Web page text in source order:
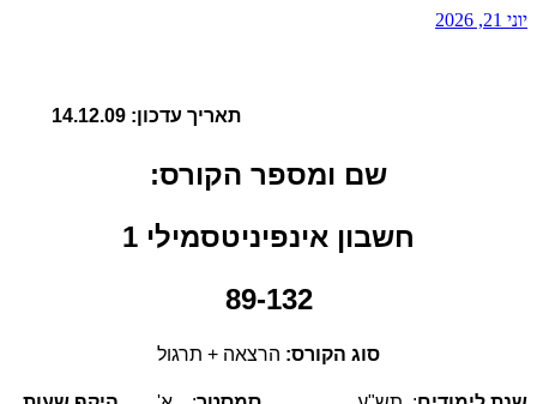
יוני 21, 2026
תאריך עדכון: 14.12.09
שם ומספר הקורס:
חשבון אינפיניטסמילי 1
89-132
סוג הקורס: הרצאה + תרגול